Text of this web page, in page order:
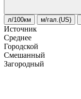
л/100км м/гал.(US)
Источник
Среднее
Городской
Смешанный
Загородный